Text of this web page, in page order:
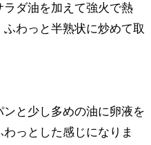
ダ油を加えて強火で熱
わっと半熟状に炒めて取
と少し多めの油に卵液を
っとした感じになりま